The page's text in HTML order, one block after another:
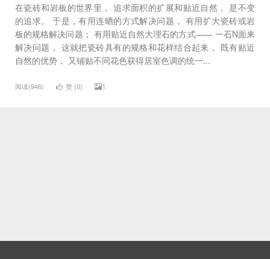
在瓷砖和岩板的世界里， 追求面积的扩展和贴近自然， 是不变
的追求。 于是，有用连晒的方式解决问题， 有用扩大瓷砖或岩
板的规格解决问题； 有用贴近自然大理石的方式—— 一石N面来
解决问题， 这就把瓷砖具有的规格和花样结合起来， 既有贴近
自然的优势， 又铺贴不同花色获得居室色调的统一...
阅读(946) 赞 (0) 1